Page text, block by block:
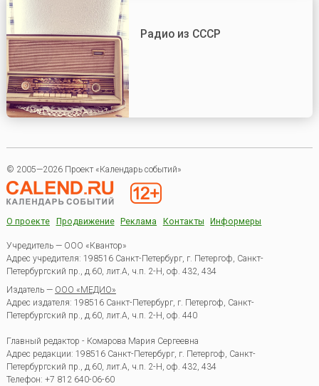
Радио из СССР
© 2005—2026 Проект «Календарь событий»
О проекте Продвижение Реклама Контакты Информеры
Учредитель — ООО «Квантор»
Адрес учредителя: 198516 Санкт-Петербург, г. Петергоф, Санкт-
Петербургский пр., д.60, лит.А, ч.п. 2-Н, оф. 432, 434
Издатель — ООО «МЕДИО»
Адрес издателя: 198516 Санкт-Петербург, г. Петергоф, Санкт-
Петербургский пр., д.60, лит.А, ч.п. 2-Н, оф. 440
Главный редактор - Комарова Мария Сергеевна
Адрес редакции: 198516 Санкт-Петербург, г. Петергоф, Санкт-
Петербургский пр., д.60, лит.А, ч.п. 2-Н, оф. 432, 434
Телефон: +7 812 640-06-60